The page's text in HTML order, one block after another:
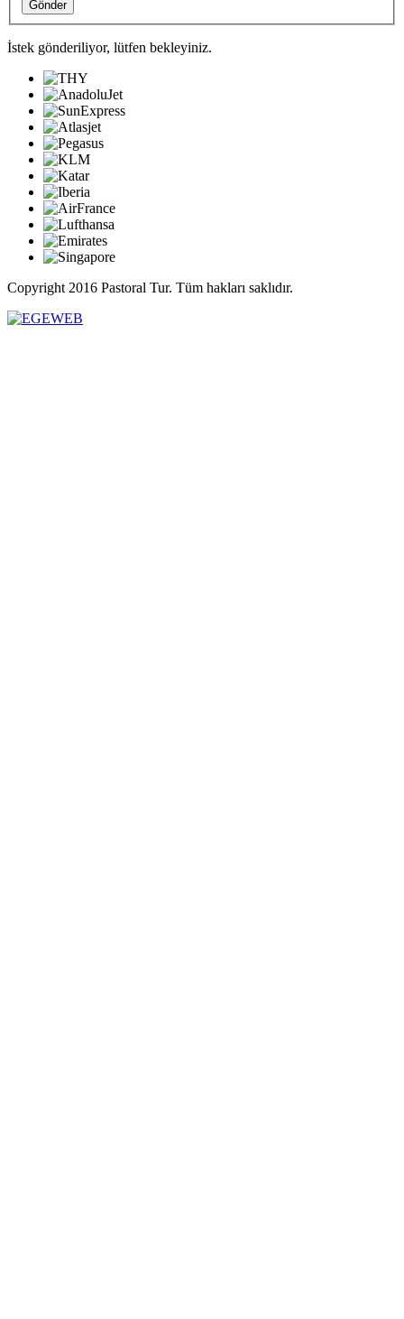
İstek gönderiliyor, lütfen bekleyiniz.
Copyright 2016 Pastoral Tur. Tüm hakları saklıdır.